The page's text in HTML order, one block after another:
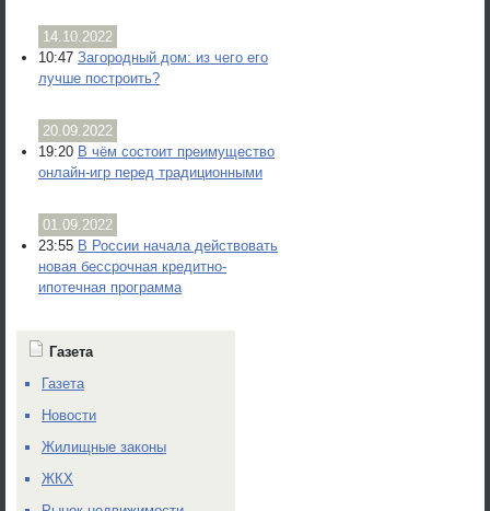
14.10.2022
10:47 Загородный дом: из чего его
лучше построить?
20.09.2022
19:20 В чём состоит преимущество
онлайн-игр перед традиционными
01.09.2022
23:55 В России начала действовать
новая бессрочная кредитно-
ипотечная программа
Газета
Газета
Новости
Жилищные законы
ЖКХ